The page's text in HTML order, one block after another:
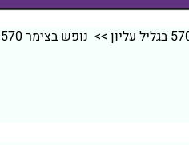
>> נופש בצימר 570 בראש פינה